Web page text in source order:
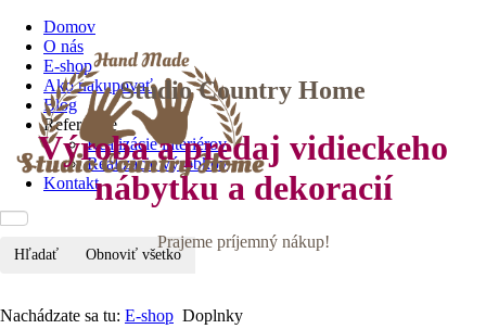
Studio Country Home
Výroba a predaj vidieckeho
nábytku a dekoracií
Prajeme príjemný nákup!
Domov
O nás
E-shop
Ako nakupovať
Blog
Referencie
Realizácie interiérov
Realizácie výrobkov
Kontakt
Hľadať Obnoviť všetko
Nachádzate sa tu: E-shop Doplnky